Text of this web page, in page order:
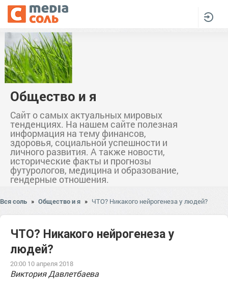
Общество и я
Сайт о самых актуальных мировых
тенденциях. На нашем сайте полезная
информация на тему финансов,
здоровья, социальной успешности и
личного развития. А также новости,
исторические факты и прогнозы
футурологов, медицина и образование,
гендерные отношения.
Вся соль » Общество и я » ЧТО? Никакого нейрогенеза у людей?
ЧТО? Никакого нейрогенеза у
людей?
20:00 10 апреля 2018
Виктория Давлетбаева